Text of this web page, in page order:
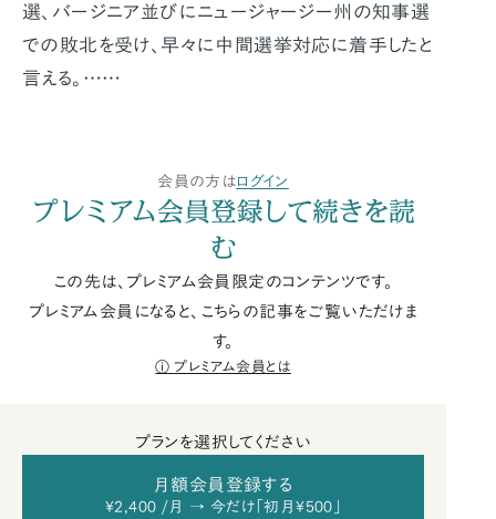
選、バージニア並びにニュージャージー州の知事選
での敗北を受け、早々に中間選挙対応に着手したと
言える。……
会員の方はログイン
プレミアム会員登録して続きを読
む
この先は、プレミアム会員限定のコンテンツです。
プレミアム会員になると、こちらの記事をご覧いただけま
す。
プレミアム会員とは
プランを選択してください
月額会員登録する
¥2,400 /月 → 今だけ「初月¥500」